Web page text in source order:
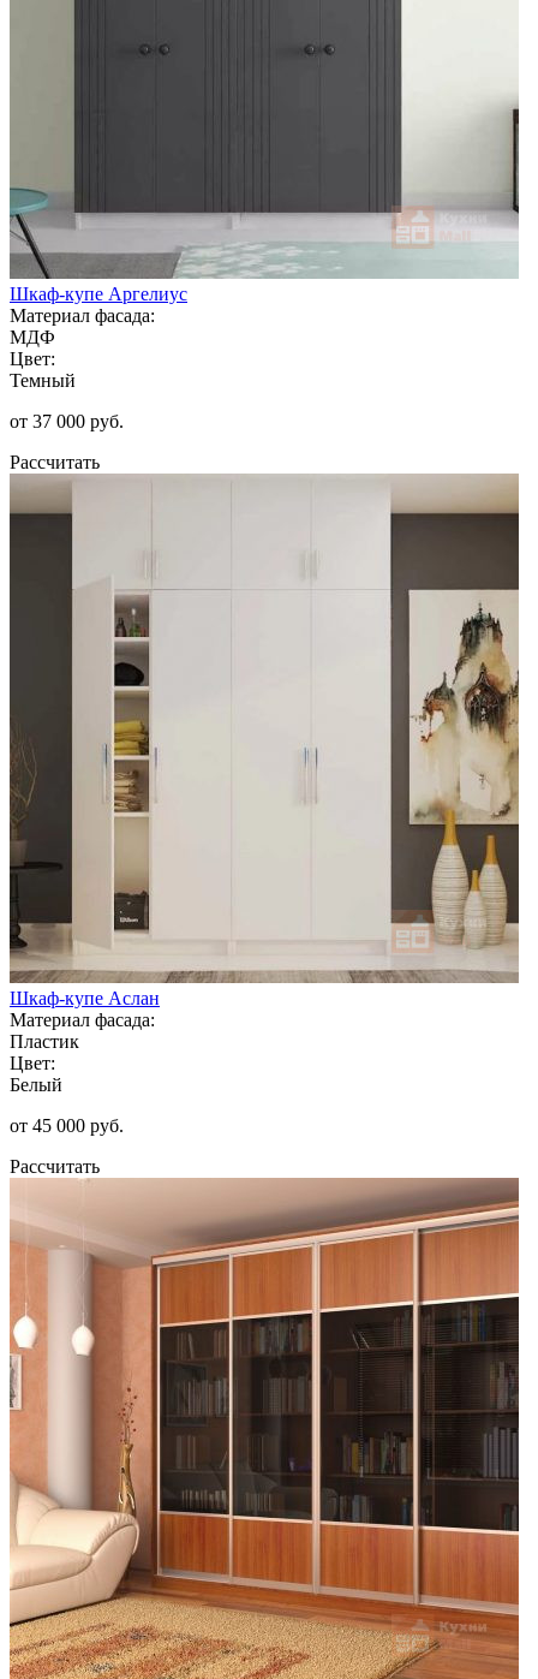
Шкаф-купе Аргелиус
Материал фасада:
МДФ
Цвет:
Темный
от 37 000 руб.
Рассчитать
Шкаф-купе Аслан
Материал фасада:
Пластик
Цвет:
Белый
от 45 000 руб.
Рассчитать